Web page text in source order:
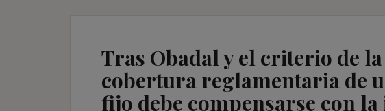
Tras Obadal y el criterio de
cobertura reglamentaria de
fijo debe compensarse con